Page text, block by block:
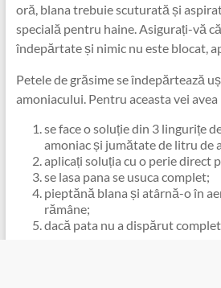
oră, blana trebuie scuturată și
specială pentru haine. Asigurați-vă
îndepărtate și nimic nu este blocat,
Petele de grăsime se îndepărtează
amoniacului. Pentru aceasta vei avea
se face o soluție din 3 lingurițe
amoniac și jumătate de litru de
aplicați soluția cu o perie direct
se lasa pana se usuca complet;
pieptănă blana și atârnă-o în
rămâne;
dacă pata nu a dispărut